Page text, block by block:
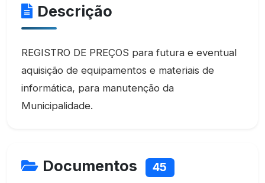
Descrição
REGISTRO DE PREÇOS para futura e eventual
aquisição de equipamentos e materiais de
informática, para manutenção da
Municipalidade.
Documentos 45